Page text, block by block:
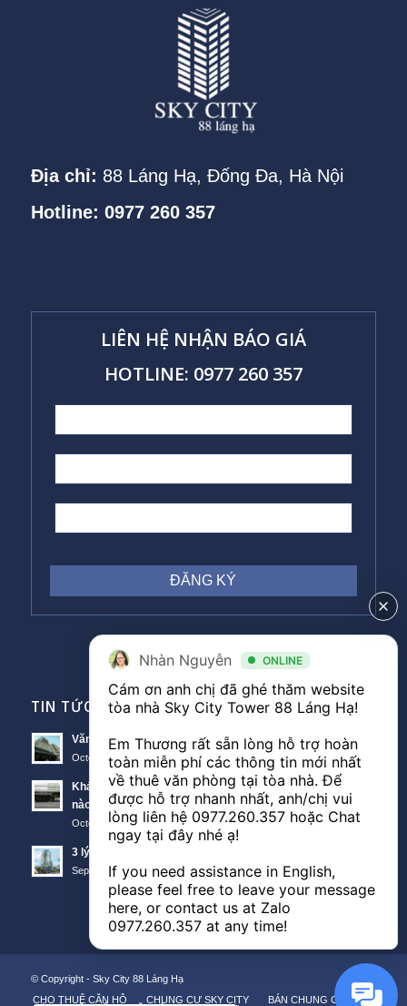
Địa chỉ: 88 Láng Hạ, Đống Đa, Hà Nội
Hotline: 0977 260 357
LIÊN HỆ NHẬN BÁO GIÁ
HOTLINE: 0977 260 357
TIN TỨC VĂN PHÒNG
Văn phòng Sky City văn phòng cho thuê nổi bật tại Đống Đa
October 11, 2018 - 10:00 am
Khách hàng thuê văn phòng The Lancaster theo diện tích
nào?
October 11, 2018 - 3:51 am
3 lý do nên thuê văn phòng Sunwah Tower
September 21, 2018 - 3:48 am
© Copyright - Sky City 88 Láng Hạ
CHO THUÊ CĂN HỘ
CHUNG CƯ SKY CITY
BÁN CHUNG CƯ
Nhàn Nguyễn ONLINE
Cám ơn anh chị đã ghé thăm website
tòa nhà Sky City Tower 88 Láng Hạ!
Em Thương rất sẵn lòng hỗ trợ hoàn
toàn miễn phí các thông tin mới nhất
về thuê văn phòng tại tòa nhà. Để
được hỗ trợ nhanh nhất, anh/chị vui
lòng liên hệ 0977.260.357 hoặc Chat
ngay tại đây nhé ạ!
If you need assistance in English,
please feel free to leave your message
0977.260.357 at any time!